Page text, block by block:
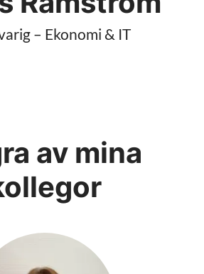
– Ekonomi & IT
av mina